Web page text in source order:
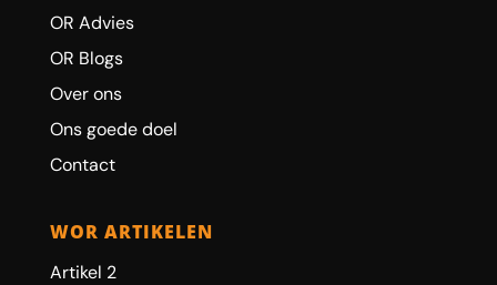
OR Advies
OR Blogs
Over ons
Ons goede doel
Contact
WOR ARTIKELEN
Artikel 2